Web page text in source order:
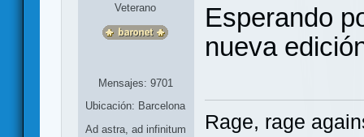
Veterano
Mensajes: 9701
Ubicación: Barcelona
Ad astra, ad infinitum
Esperando
nueva
Rage, rage